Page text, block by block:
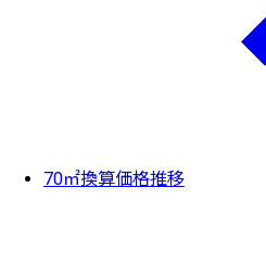
70㎡換算価格推移